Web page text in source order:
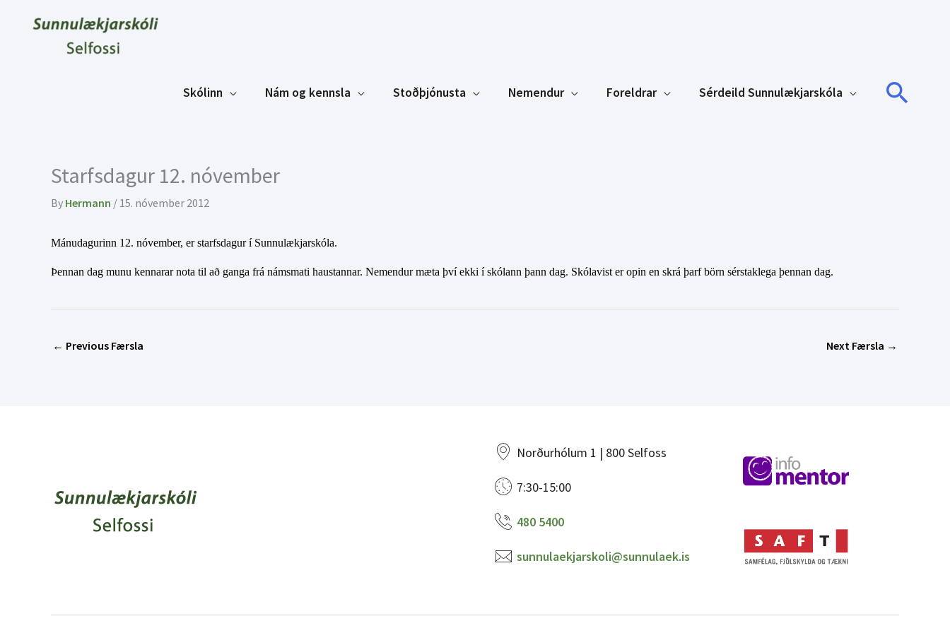
Skólinn Nám og kennsla Stoðþjónusta Nemendur Foreldrar Sérdeild Sunnulækjarskóla
Starfsdagur 12. nóvember
By Hermann / 15. nóvember 2012
Mánudagurinn 12. nóvember, er starfsdagur í Sunnulækjarskóla.
Þennan dag munu kennarar nota til að ganga frá námsmati haustannar. Nemendur mæta því ekki í skólann þann dag. Skólavist er opin en skrá þarf börn sérstaklega þennan dag.
← Previous Færsla Next Færsla →
Norðurhólum 1 | 800 Selfoss
7:30-15:00
480 5400
sunnulaekjarskoli@sunnulaek.is